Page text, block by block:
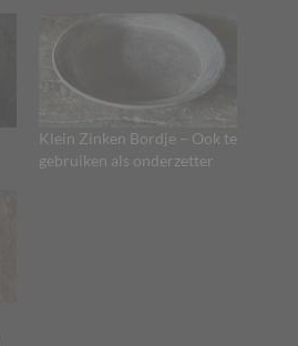
Klein Zinken Bordje – Ook te
gebruiken als onderzetter